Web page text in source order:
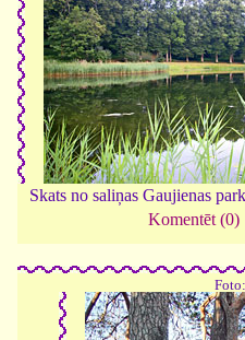
Skats no saliņas Gaujienas
Komentēt (0)